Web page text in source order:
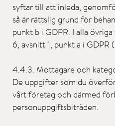
syftar till att inleda,
så är rättslig grund för
punkt b i GDPR. I alla
6, avsnitt 1, punkt a i GDPR
4.4.3. Mottagare och
De uppgifter som du
vårt företag och därmed
personuppgiftsbiträden.